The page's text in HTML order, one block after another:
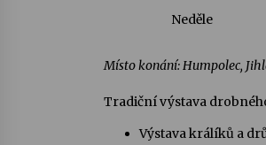
Želivě
Neděle
Místo konání: Humpolec,
Tradiční výstava
Výstava králíků a